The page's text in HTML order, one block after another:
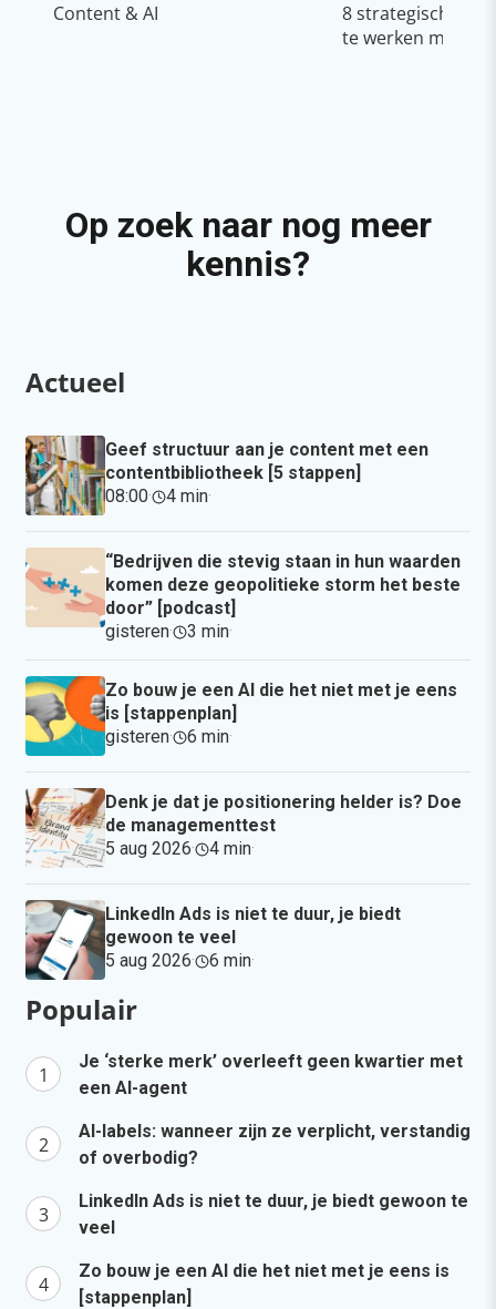
Content & AI
8 strategische
te werken met
Op zoek naar nog meer
kennis?
Actueel
Geef structuur aan je content met een
contentbibliotheek [5 stappen]
08:00· 4 min·
“Bedrijven die stevig staan in hun waarden
komen deze geopolitieke storm het beste
door” [podcast]
gisteren· 3 min·
Zo bouw je een AI die het niet met je eens
is [stappenplan]
gisteren· 6 min·
Denk je dat je positionering helder is? Doe
de managementtest
5 aug 2026· 4 min·
LinkedIn Ads is niet te duur, je biedt
gewoon te veel
5 aug 2026· 6 min·
Populair
Je ‘sterke merk’ overleeft geen kwartier met
een AI-agent
AI-labels: wanneer zijn ze verplicht, verstandig
of overbodig?
LinkedIn Ads is niet te duur, je biedt gewoon te
veel
Zo bouw je een AI die het niet met je eens is
[stappenplan]